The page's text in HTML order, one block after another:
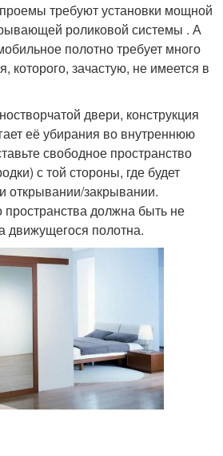
требуют установки мощной
роликовой системы . А
полотно требует много
которого, зачастую, не имеется в
двери, конструкция
её убирания во внутреннюю
свободное пространство
с той стороны, где будет
открывании/закрывании.
пространства должна быть не
полотна.